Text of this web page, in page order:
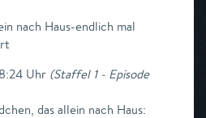
nach Haus-endlich mal
Uhr (Staffel 1 - Episode
das allein nach Haus: